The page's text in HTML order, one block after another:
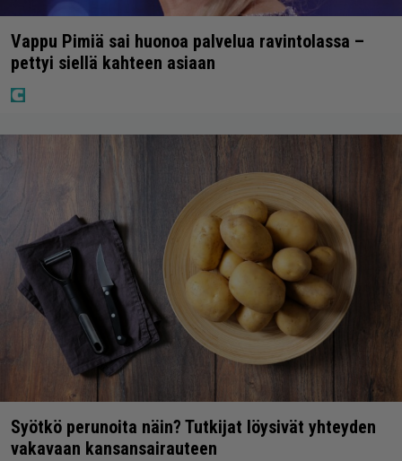
Vappu Pimiä sai huonoa palvelua ravintolassa –
pettyi siellä kahteen asiaan
Syötkö perunoita näin? Tutkijat löysivät yhteyden
vakavaan kansansairauteen